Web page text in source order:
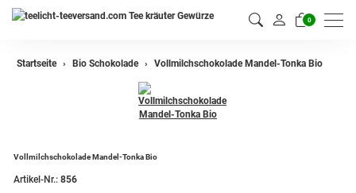
0
Startseite Bio Schokolade Vollmilchschokolade Mandel-Tonka Bio
Vollmilchschokolade Mandel-Tonka Bio
Artikel-Nr.: 856